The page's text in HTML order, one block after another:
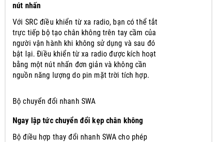
nút nhấn
Với SRC điều khiển từ xa radio, bạn có thể tắt
trực tiếp bộ tạo chân không trên tay cầm của
người vận hành khi không sử dụng và sau đó
bật lại.Điều khiển từ xa radio được kích hoạt
bằng một nút nhấn đơn giản và không cần
nguồn năng lượng do pin mặt trời tích hợp.
Bộ chuyển đổi nhanh SWA
Ngay lập tức chuyển đổi kẹp chân không
Bộ điều hợp thay đổi nhanh SWA cho phép